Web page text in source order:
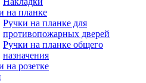
на планке
Ручки на планке для
противопожарных дверей
Ручки на планке общего
назначения
на розетке